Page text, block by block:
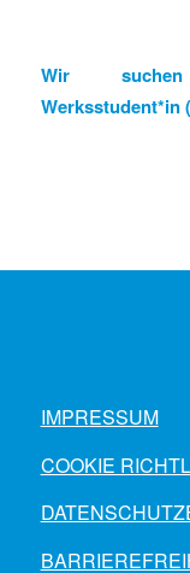
Wir suchen
Werksstudent*in
IMPRESSUM
COOKIE